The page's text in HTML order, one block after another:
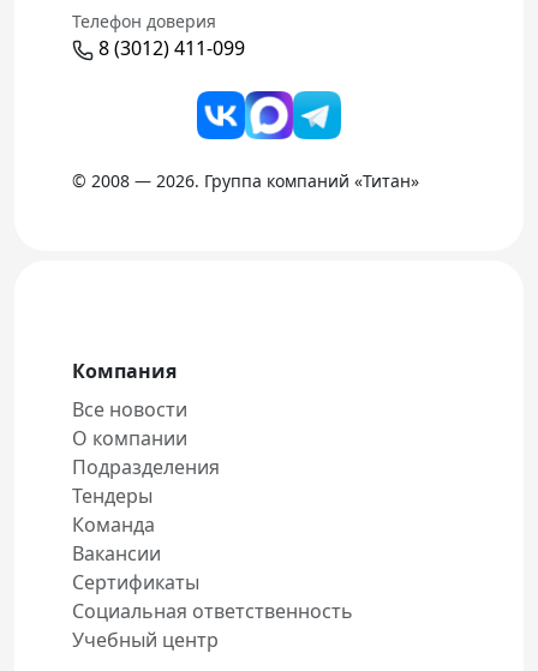
Телефон доверия
8 (3012) 411-099
© 2008 — 2026. Группа компаний «Титан»
Компания
Все новости
О компании
Подразделения
Тендеры
Команда
Вакансии
Сертификаты
Социальная ответственность
Учебный центр